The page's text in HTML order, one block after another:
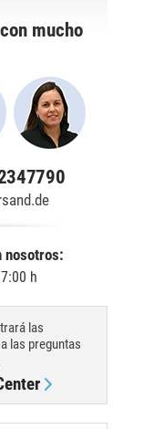
mucho
nosotros:
h
las
las preguntas